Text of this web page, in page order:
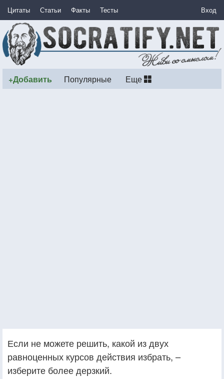
Цитаты Статьи Факты Тесты Вход
+Добавить Популярные Еще
Если не можете решить, какой из двух
равноценных курсов действия избрать, –
изберите более дерзкий.